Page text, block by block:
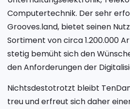
Computertechnik. Der sehr
Grooves.land, bietet seinen
Sortiment von circa 1.200.000
stetig bemüht sich den
den Anforderungen der
Nichtsdestotrotzt bleibt
treu und erfreut sich daher